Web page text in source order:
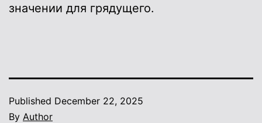
значении для грядущего.
Published December 22, 2025
By Author